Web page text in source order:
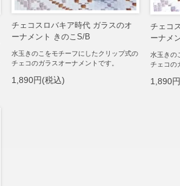
チェコスロバキア時代 ガラスのオ
ーナメント きのこS/B
水玉きのこをモチーフにしたクリップ式の
チェコのガラスオーナメントです。
1,890円(税込)
チェコ
ーナメ
水玉きの
チェコの
1,890